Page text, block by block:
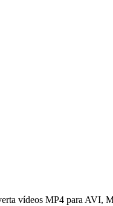
vídeos MP4 para AVI,